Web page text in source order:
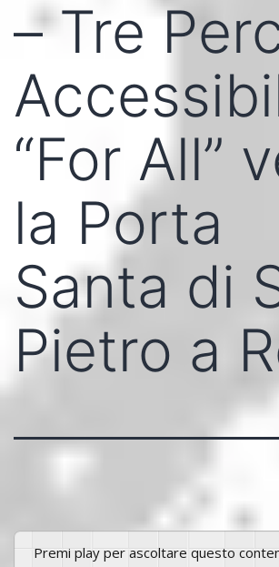
– Tre
“For All”
la Porta
Santa di
Pietro a
Premi play per ascoltare questo